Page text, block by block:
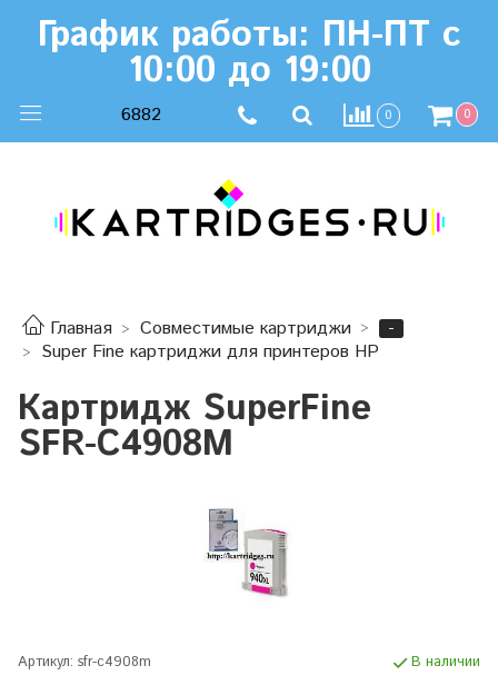
График работы: ПН-ПТ с
10:00 до 19:00
6882 0 0
Главная Совместимые картриджи
-
Super Fine картриджи для принтеров HP
Картридж SuperFine
SFR-C4908M
Артикул: sfr-c4908m В наличии